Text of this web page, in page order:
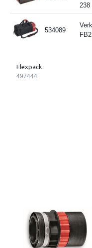
238
534089
Flexpack
497444